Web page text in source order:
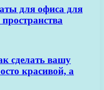
для офиса для
сделать вашу
красивой, а